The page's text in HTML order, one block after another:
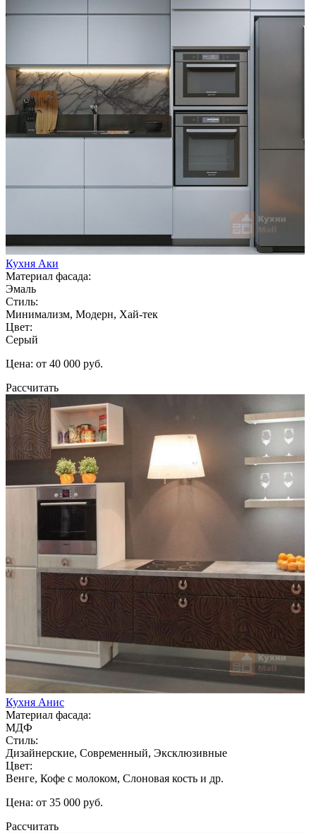
Кухня Аки
Материал фасада:
Эмаль
Стиль:
Минимализм, Модерн, Хай-тек
Цвет:
Серый
Цена: от 40 000 руб.
Рассчитать
Кухня Анис
Материал фасада:
МДФ
Стиль:
Дизайнерские, Современный, Эксклюзивные
Цвет:
Венге, Кофе с молоком, Слоновая кость и др.
Цена: от 35 000 руб.
Рассчитать